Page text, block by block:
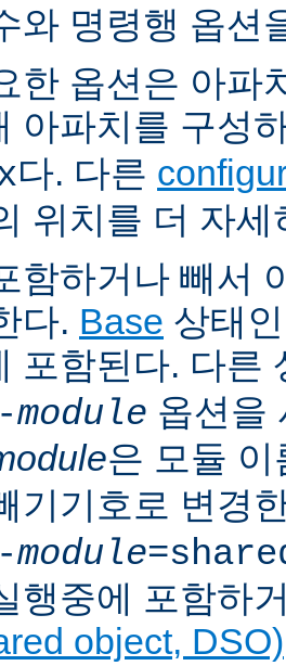
와 명령행 옵션
한 옵션은 아파
아파치를 구성
다. 다른
위치를 더 자
함하거나 빼서
다. Base 상태
포함된다. 다른
module 옵션을
은 모듈
기기호로 변경
module
행중에 포함하
object, DSO)